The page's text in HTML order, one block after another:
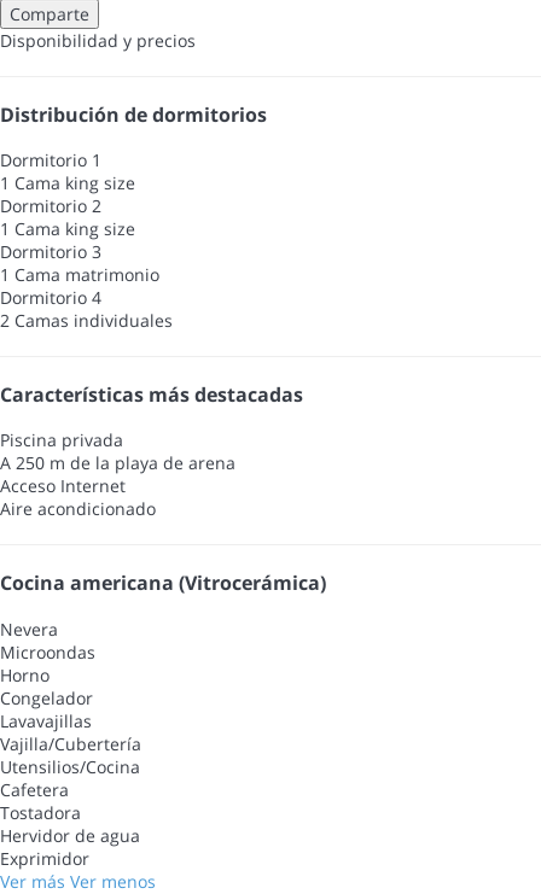
Comparte
Disponibilidad y precios
Distribución de dormitorios
Dormitorio 1
1 Cama king size
Dormitorio 2
1 Cama king size
Dormitorio 3
1 Cama matrimonio
Dormitorio 4
2 Camas individuales
Características más destacadas
Piscina privada
A 250 m de la playa de arena
Acceso Internet
Aire acondicionado
Cocina americana (Vitrocerámica)
Nevera
Microondas
Horno
Congelador
Lavavajillas
Vajilla/Cubertería
Utensilios/Cocina
Cafetera
Tostadora
Hervidor de agua
Exprimidor
Ver más Ver menos